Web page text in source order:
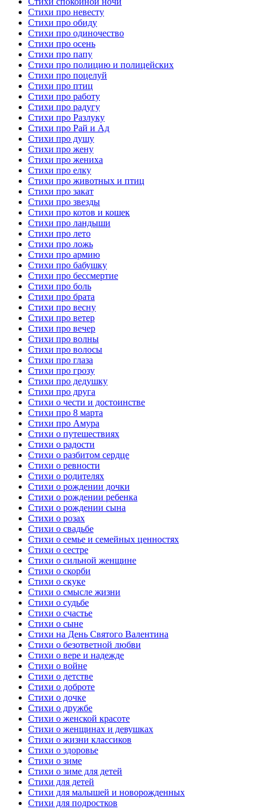
Стихи про невесту
Стихи про обиду
Стихи про одиночество
Стихи про осень
Стихи про папу
Стихи про полицию и полицейских
Стихи про поцелуй
Стихи про птиц
Стихи про работу
Стихи про радугу
Стихи про Разлуку
Стихи про Рай и Ад
Стихи про душу
Стихи про жену
Стихи про жениха
Стихи про елку
Стихи про животных и птиц
Стихи про закат
Стихи про звезды
Стихи про котов и кошек
Стихи про ландыши
Стихи про лето
Стихи про ложь
Стихи про армию
Стихи про бабушку
Стихи про бессмертие
Стихи про боль
Стихи про брата
Стихи про весну
Стихи про ветер
Стихи про вечер
Стихи про волны
Стихи про волосы
Стихи про глаза
Стихи про грозу
Стихи про дедушку
Стихи про друга
Стихи о чести и достоинстве
Стихи про 8 марта
Стихи про Амура
Стихи о путешествиях
Стихи о радости
Стихи о разбитом сердце
Стихи о ревности
Стихи о родителях
Стихи о рождении дочки
Стихи о рождении ребенка
Стихи о рождении сына
Стихи о розах
Стихи о свадьбе
Стихи о семье и семейных ценностях
Стихи о сестре
Стихи о сильной женщине
Стихи о скорби
Стихи о скуке
Стихи о смысле жизни
Стихи о судьбе
Стихи о счастье
Стихи о сыне
Стихи на День Святого Валентина
Стихи о безответной любви
Стихи о вере и надежде
Стихи о войне
Стихи о детстве
Стихи о доброте
Стихи о дочке
Стихи о дружбе
Стихи о женской красоте
Стихи о женщинах и девушках
Стихи о жизни классиков
Стихи о здоровье
Стихи о зиме
Стихи о зиме для детей
Стихи для детей
Стихи для малышей и новорожденных
Стихи для подростков